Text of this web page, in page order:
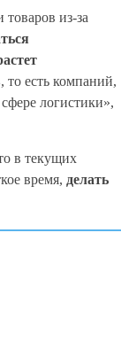
из-за
, то есть компаний,
логистики»,
в текущих
время, делать